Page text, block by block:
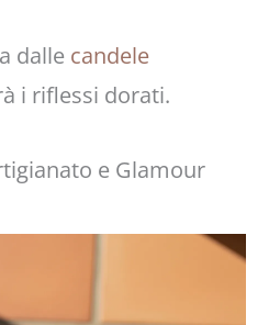
dalle candele
i riflessi dorati.
e Glamour